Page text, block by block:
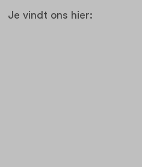
Je vindt ons hier: